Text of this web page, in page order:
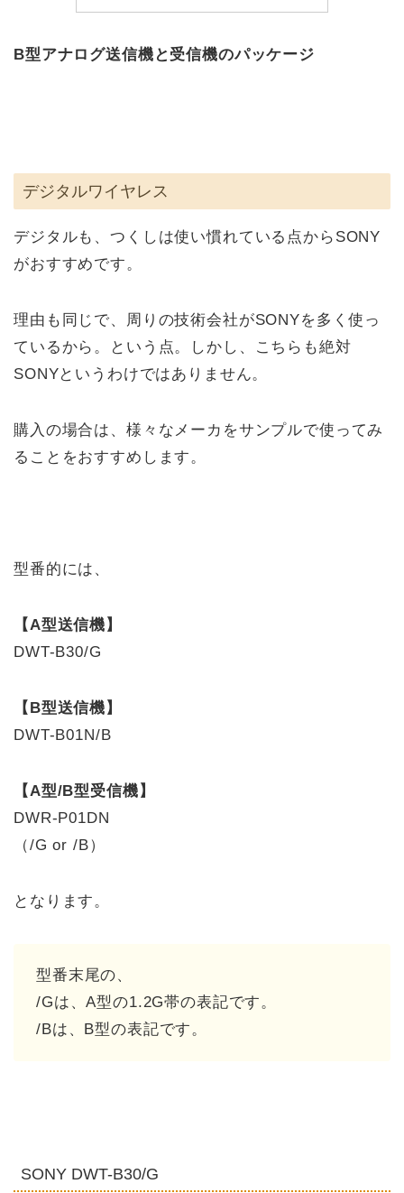
B型アナログ送信機と受信機のパッケージ
デジタルワイヤレス
デジタルも、つくしは使い慣れている点からSONY
がおすすめです。
理由も同じで、周りの技術会社がSONYを多く使っ
ているから。という点。しかし、こちらも絶対
SONYというわけではありません。
購入の場合は、様々なメーカをサンプルで使ってみ
ることをおすすめします。
型番的には、
【A型送信機】
DWT-B30/G
【B型送信機】
DWT-B01N/B
【A型/B型受信機】
DWR-P01DN
（/G or /B）
となります。
型番末尾の、
/Gは、A型の1.2G帯の表記です。
/Bは、B型の表記です。
SONY DWT-B30/G